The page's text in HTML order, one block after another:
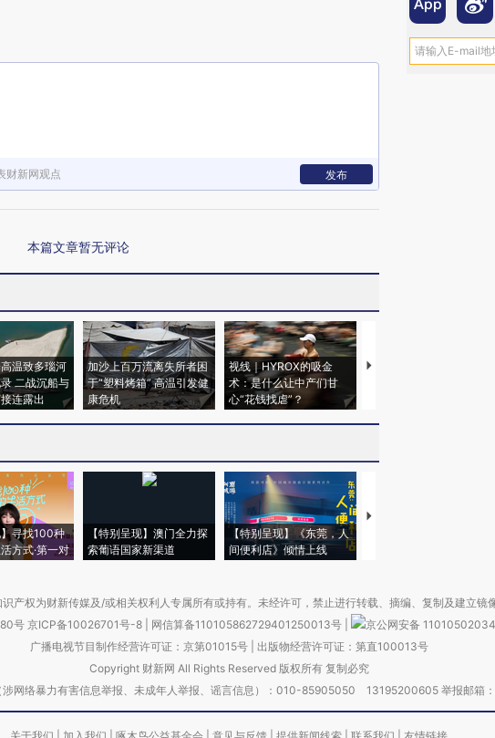
财新网观点 发布
本篇文章暂无评论
温致多瑙河
二战沉船与
连露出
加沙上百万流离失所者困
于“塑料烤箱” 高温引发健
康危机
视线｜HYROX的吸金
术：是什么让中产们甘
心“花钱找虐”？
马航飞行员跨国走私7万
】寻找100种
方式·第一对
【特别呈现】澳门全力探
索葡语国家新渠道
【特别呈现】《东莞，人
间便利店》倾情上线
【推广】走进第四届链博
产权为财新传媒及/或相关权利人专属所有或持有。未经许可，禁止进行转载、摘编、复制及建立镜
号 京ICP备10026701号-8 网信算备110105862729401250013号
京公网安备
广播电视节目制作经营许可证：京第01015号| 出版物经营许可证：第直100013号
Copyright 财新网 All Rights Reserved 版权所有 复制必究
涉网络暴力有害信息举报、未成年人举报、谣言信息）：010-85905050 13195200605 举报邮箱